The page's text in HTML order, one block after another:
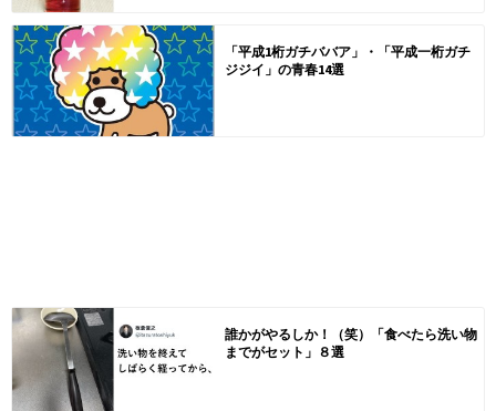
「平成1桁ガチババア」・「平成一桁ガチ
ジジイ」の青春14選
誰かがやるしか！（笑）「食べたら洗い物
までがセット」８選